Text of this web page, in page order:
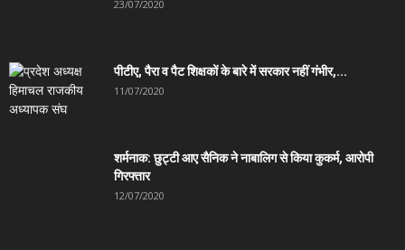
23/07/2020
पीटीए, पैरा व पैट शिक्षकों के बारे में सरकार नहीं गंभीर,...
11/07/2020
शर्मनाक: छुट्टी आए सैनिक ने नाबालिग से किया कुकर्म, आरोपी
गिरफ्तार
12/07/2020